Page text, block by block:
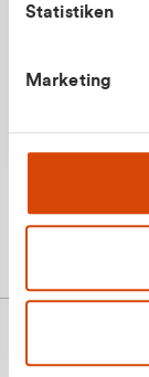
Statistiken
Marketing